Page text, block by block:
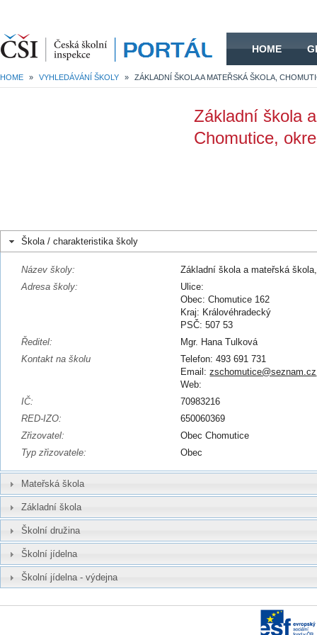
HOME
HOME » VYHLEDÁVÁNÍ ŠKOLY »
Základní škola
Chomutice,
Škola / charakteristika školy
Název školy:
Základní škola a mateřská
Adresa školy:
Ulice:
Obec: Chomutice 162
Kraj: Královéhradecký
PSČ: 507 53
Ředitel:
Mgr. Hana Tulková
Kontakt na školu
Telefon: 493 691 731
Email:zschomutice@seznam.cz
Web:
IČ:
70983216
RED-IZO:
650060369
Zřizovatel:
Obec Chomutice
Typ zřizovatele:
Obec
Mateřská škola
Základní škola
Školní družina
Školní jídelna
Školní jídelna - výdejna